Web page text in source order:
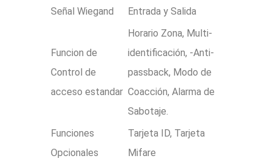
Señal Wiegand Entrada y Salida
Funcion de
Control de
acceso estandar
Horario Zona, Multi-
identificación, -Anti-
passback, Modo de
Coacción, Alarma de
Sabotaje.
Funciones
Opcionales
Tarjeta ID, Tarjeta
Mifare